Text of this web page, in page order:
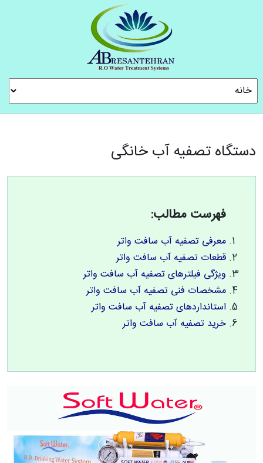
دستگاه تصفیه آب خانگی
فهرست مطالب:
معرفی تصفیه آب سافت واتر
قطعات تصفیه آب سافت واتر
ویژگی فیلترهای تصفیه آب سافت واتر
مشخصات فنی تصفیه آب سافت واتر
استانداردهای تصفیه آب سافت واتر
خرید تصفیه آب سافت واتر